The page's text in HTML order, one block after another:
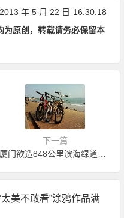
年 5 月 22 日 16:30:18
为原创，转载请务必保留本
下一篇
厦门欲造848公里滨海绿道网 骑自行车就可游遍全城
美不敢看”涂鸦作品满